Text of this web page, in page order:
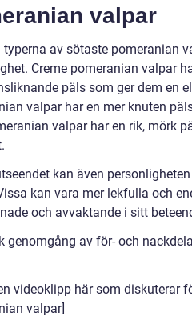
valpar
typerna av sötaste pomeranian
Creme pomeranian valpar
päls som ger dem en
valpar har en mer knuten
valpar har en rik, mörk
kan även
kan vara mer lekfulla och
och avvaktande i sitt
genomgång av för- och
videoklipp här som diskuterar
valpar]